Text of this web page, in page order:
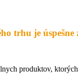
trhu je úspešne
produktov,